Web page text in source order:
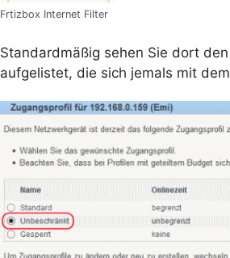
Frtizbox Internet Filter
Standardmäßig sehen Sie dort den
aufgelistet, die sich jemals mit dem